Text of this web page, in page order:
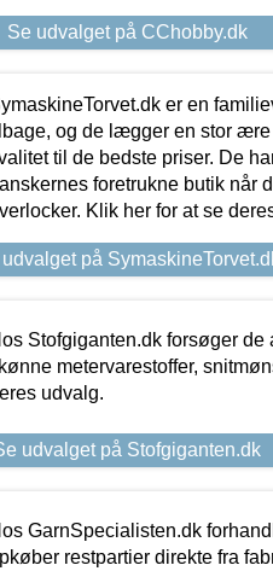
Se udvalget på CChobby.dk
er en
og de lægger en stor
til de bedste priser. De
foretrukne butik når
Klik her for at se
på
Stofgiganten.dk forsøger
metervarestoffer,
udvalg.
udvalget på Stofgiganten.dk
GarnSpecialisten.dk
restpartier direkte fra